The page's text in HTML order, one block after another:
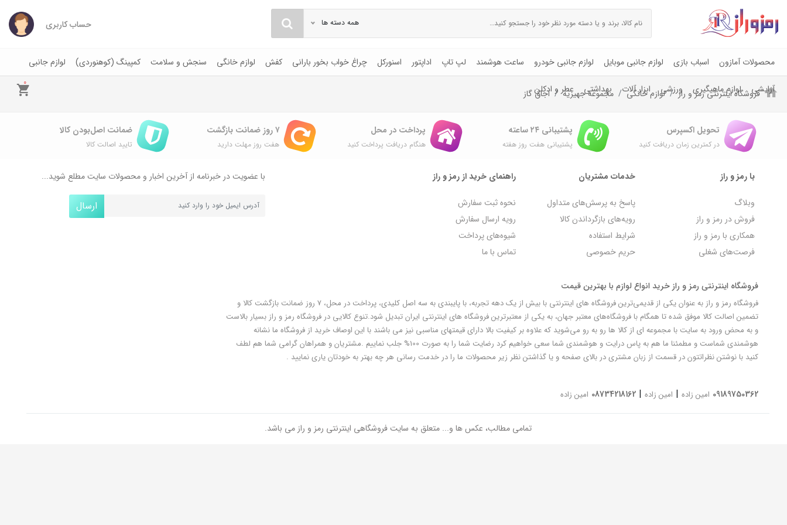
همه دسته ها حساب کاربری
محصولات آمازون اسباب بازی لوازم جانبی موبایل لوازم جانبی خودرو ساعت هوشمند لپ تاپ اداپتور اسنورکل چراغ خواب بخور بارانی کفش لوازم خانگی سنجش و سلامت کمپینگ (کوهنوردی) لوازم جانبی
آرایشی لوازم ماهیگیری ورزشی ابزار آلات بهداشتی عطر و ادکلن
0
فروشگاه اینترنتی رمز و راز لوازم خانگی مجموعه جهیزیه اجاق گاز
تحویل اکسپرس
در کمترین زمان دریافت کنید
پشتیبانی ۲۴ ساعته
پشتیبانی هفت روز هفته
پرداخت در محل
هنگام دریافت پرداخت کنید
۷ روز ضمانت بازگشت
هفت روز مهلت دارید
ضمانت اصل‌بودن کالا
تایید اصالت کالا
با رمز و راز
وبلاگ
فروش در رمز و راز
همکاری با رمز و راز
فرصت‌های شغلی
خدمات مشتریان
پاسخ به پرسش‌های متداول
رویه‌های بازگرداندن کالا
شرایط استفاده
حریم خصوصی
راهنمای خرید از رمز و راز
نحوه ثبت سفارش
رویه ارسال سفارش
شیوه‌های پرداخت
تماس با ما
با عضویت در خبرنامه از آخرین اخبار و محصولات سایت مطلع شوید...
ارسال
فروشگاه اینترنتی رمز و راز خرید انواع لوازم با بهترین قیمت
فروشگاه رمز و راز به عنوان یکی از قدیمی‌ترین فروشگاه های اینترنتی با بیش از یک دهه تجربه، با پایبندی به سه اصل کلیدی، پرداخت در محل، 7 روز ضمانت بازگشت کالا و
تضمین اصالت کالا موفق شده تا همگام با فروشگاه‌های معتبر جهان، به یکی از معتبرترین فروشگاه های اینترنتی ایران تبدیل شود.تنوع کالایی در فروشگاه رمز و راز بسیار بالاست
و به محض ورود به سایت با مجموعه ای از کالا ها رو به رو می‌شوید که علاوه بر کیفیت بالا دارای قیمتهای مناسبی نیز می باشند با این اوصاف خرید از فروشگاه ما نشانه
هوشمندی شماست و مطمئنا ما هم به پاس درایت و هوشمندی شما سعی خواهیم کرد رضایت شما را به صورت 100% جلب نماییم .مشتریان و همراهان گرامی شما هم لطف
کنید با نوشتن نظراتتون در قسمت از زبان مشتری در بالای صفحه و یا گذاشتن نظر زیر محصولات ما را در خدمت رسانی هر چه بهتر به خودتان یاری نمایید .
09189750362 امین زاده | امین زاده |
08734218162 امین زاده
تمامی مطالب، عکس ها و... متعلق به سایت فروشگاهی اینترنتی رمز و راز می باشد.